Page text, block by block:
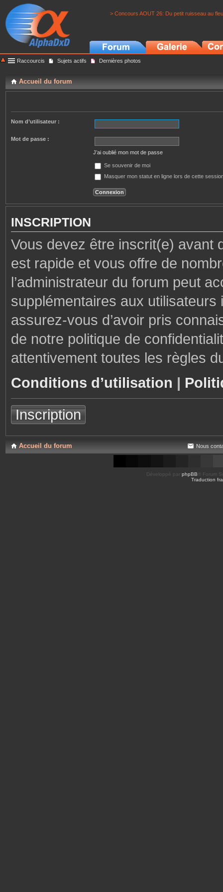
> Concours AOUT 26: Du petit ruisseau au
Raccourcis Sujets actifs Dernières photos
Accueil du forum
Nom d’utilisateur :
Mot de passe :
J’ai oublié mon mot de passe
Se souvenir de moi
Masquer mon statut en ligne lors de cette
INSCRIPTION
Vous devez être inscrit(e) avant
est rapide et vous offre de
l’administrateur du forum peut
supplémentaires aux
assurez-vous d’avoir pris
de notre politique de
attentivement toutes les règles
Conditions d’utilisation |
Inscription
Accueil du forum Nous
Développé par phpBB ® Forum
Traduction